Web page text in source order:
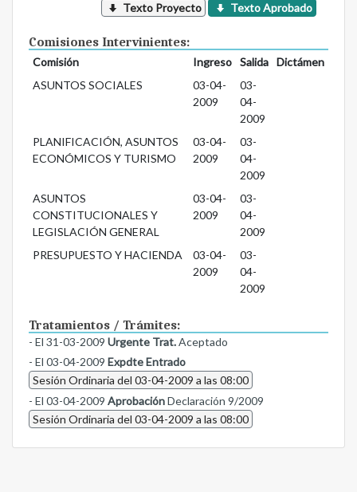
Texto Proyecto Texto Aprobado
Comisiones Intervinientes:
Comisión Ingreso Salida
Dictámen
ASUNTOS SOCIALES
03-04-
2009
03-
04-
2009
PLANIFICACIÓN, ASUNTOS
ECONÓMICOS Y TURISMO
03-04-
2009
03-
04-
2009
ASUNTOS
CONSTITUCIONALES Y
LEGISLACIÓN GENERAL
03-04-
2009
03-
04-
2009
PRESUPUESTO Y HACIENDA
03-04-
2009
03-
04-
2009
Tratamientos / Trámites:
- El 31-03-2009 Urgente Trat.Aceptado
- El 03-04-2009 Expdte Entrado
Sesión Ordinaria del 03-04-2009 a las 08:00
- El 03-04-2009 AprobaciónDeclaración 9/2009
Sesión Ordinaria del 03-04-2009 a las 08:00